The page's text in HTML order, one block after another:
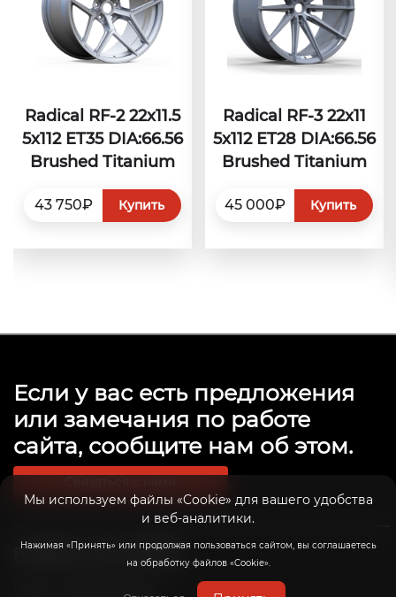
Radical RF-2 22x11.5
5x112 ET35 DIA:66.56
Brushed Titanium
43 750₽ Купить
Radical RF-3 22x11
5x112 ET28 DIA:66.56
Brushed Titanium
45 000₽ Купить
Мы используем файлы «Cookie» для вашего удобства
и веб-аналитики.
Нажимая «Принять» или продолжая пользоваться сайтом, вы соглашаетесь
на обработку файлов «Cookie».
Если у вас есть предложения
или замечания по работе
сайта, сообщите нам об этом.
8 (800) 201-39-98